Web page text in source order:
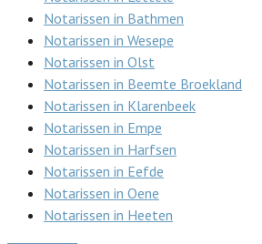
Notarissen in Bathmen
Notarissen in Wesepe
Notarissen in Olst
Notarissen in Beemte Broekland
Notarissen in Klarenbeek
Notarissen in Empe
Notarissen in Harfsen
Notarissen in Eefde
Notarissen in Oene
Notarissen in Heeten